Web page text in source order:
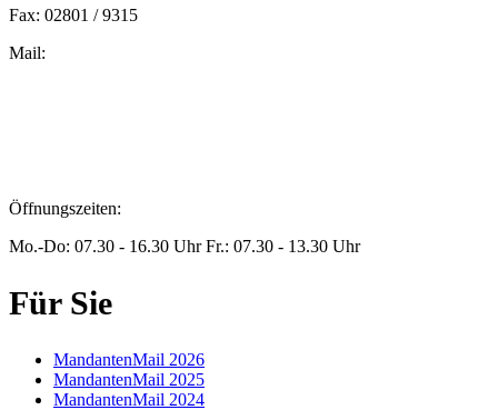
Fax: 02801 / 9315
Mail:
Öffnungszeiten:
Mo.-Do: 07.30 - 16.30 Uhr Fr.: 07.30 - 13.30 Uhr
Für Sie
MandantenMail 2026
MandantenMail 2025
MandantenMail 2024